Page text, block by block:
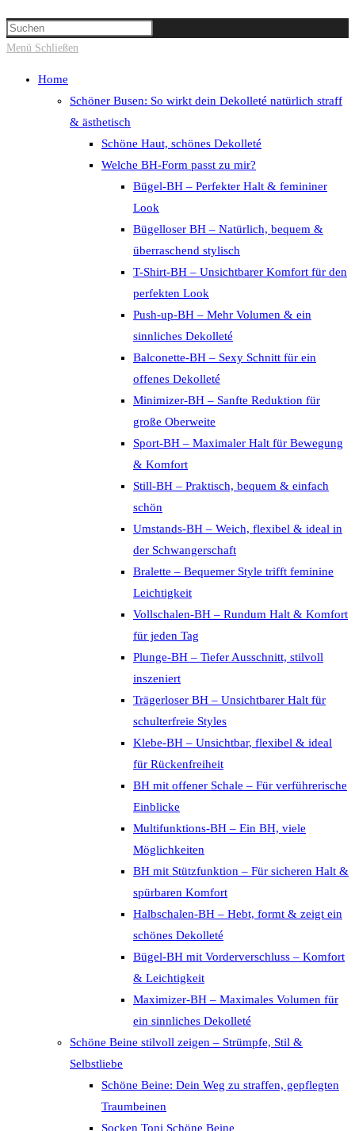
Suche
umschalten
the
panel.
Menü Schließen
Home
Schöner Busen: So wirkt dein Dekolleté natürlich straff
& ästhetisch
Schöne Haut, schönes Dekolleté
Welche BH-Form passt zu mir?
Bügel-BH – Perfekter Halt & femininer
Look
Bügelloser BH – Natürlich, bequem &
überraschend stylisch
T-Shirt-BH – Unsichtbarer Komfort für den
perfekten Look
Push-up-BH – Mehr Volumen & ein
sinnliches Dekolleté
Balconette-BH – Sexy Schnitt für ein
offenes Dekolleté
Minimizer-BH – Sanfte Reduktion für
große Oberweite
Sport-BH – Maximaler Halt für Bewegung
& Komfort
Still-BH – Praktisch, bequem & einfach
schön
Umstands-BH – Weich, flexibel & ideal in
der Schwangerschaft
Bralette – Bequemer Style trifft feminine
Leichtigkeit
Vollschalen-BH – Rundum Halt & Komfort
für jeden Tag
Plunge-BH – Tiefer Ausschnitt, stilvoll
inszeniert
Trägerloser BH – Unsichtbarer Halt für
schulterfreie Styles
Klebe-BH – Unsichtbar, flexibel & ideal
für Rückenfreiheit
BH mit offener Schale – Für verführerische
Einblicke
Multifunktions-BH – Ein BH, viele
Möglichkeiten
BH mit Stützfunktion – Für sicheren Halt &
spürbaren Komfort
Halbschalen-BH – Hebt, formt & zeigt ein
schönes Dekolleté
Bügel-BH mit Vorderverschluss – Komfort
& Leichtigkeit
Maximizer-BH – Maximales Volumen für
ein sinnliches Dekolleté
Schöne Beine stilvoll zeigen – Strümpfe, Stil &
Selbstliebe
Schöne Beine: Dein Weg zu straffen, gepflegten
Traumbeinen
Socken Toni Schöne Beine